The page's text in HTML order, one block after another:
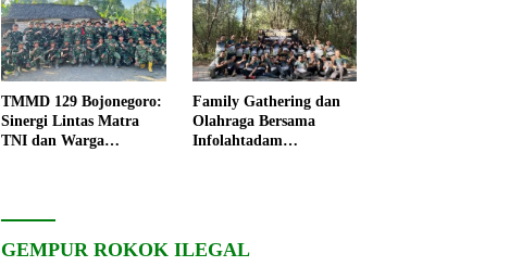
TMMD 129 Bojonegoro:
Sinergi Lintas Matra
TNI dan Warga
Family Gathering dan
Olahraga Bersama
Infolahtadam
GEMPUR ROKOK ILEGAL